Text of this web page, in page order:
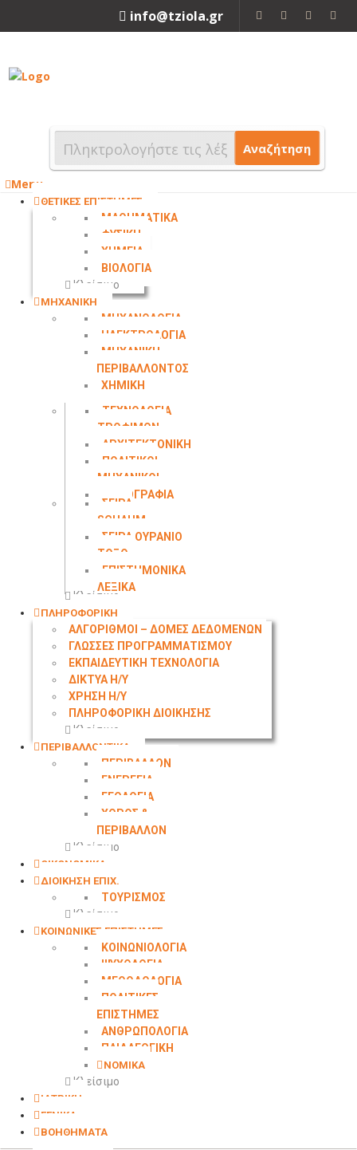
info@tziola.gr
Αναζήτηση
Menu
ΘΕΤΙΚΕΣ ΕΠΙΣΤΗΜΕΣ
ΜΑΘΗΜΑΤΙΚΑ
ΦΥΣΙΚΗ
ΧΗΜΕΙΑ
ΒΙΟΛΟΓΙΑ
Κλείσιμο
ΜΗΧΑΝΙΚΗ
ΜΗΧΑΝΟΛΟΓΙΑ
ΗΛΕΚΤΡΟΛΟΓΙΑ
ΜΗΧΑΝΙΚΗ
ΠΕΡΙΒΑΛΛΟΝΤΟΣ
ΧΗΜΙΚΗ
ΤΕΧΝΟΛΟΓΙΑ
ΤΡΟΦΙΜΩΝ
ΑΡΧΙΤΕΚΤΟΝΙΚΗ
ΠΟΛΙΤΙΚΟΙ
ΜΗΧΑΝΙΚΟΙ
ΤΟΠΟΓΡΑΦΙΑ
ΣΕΙΡΑ
SCHAUM
ΣΕΙΡΑ ΟΥΡΑΝΙΟ
ΤΟΞΟ
ΕΠΙΣΤΗΜΟΝΙΚΑ
ΛΕΞΙΚΑ
Κλείσιμο
ΠΛΗΡΟΦΟΡΙΚΗ
ΑΛΓΟΡΙΘΜΟΙ – ΔΟΜΕΣ ΔΕΔΟΜΕΝΩΝ
ΓΛΩΣΣΕΣ ΠΡΟΓΡΑΜΜΑΤΙΣΜΟΥ
ΕΚΠΑΙΔΕΥΤΙΚΗ ΤΕΧΝΟΛΟΓΙΑ
ΔΙΚΤΥΑ Η/Υ
ΧΡΗΣΗ Η/Υ
ΠΛΗΡΟΦΟΡΙΚΗ ΔΙΟΙΚΗΣΗΣ
Κλείσιμο
ΠΕΡΙΒΑΛΛΟΝΤΙΚΑ
ΠΕΡΙΒΑΛΛΟΝ
ΕΝΕΡΓΕΙΑ
ΓΕΩΛΟΓΙΑ
ΧΩΡΟΣ &
ΠΕΡΙΒΑΛΛΟΝ
Κλείσιμο
ΟΙΚΟΝΟΜΙΚΑ
ΔΙΟΙΚΗΣΗ ΕΠΙΧ.
ΤΟΥΡΙΣΜΟΣ
Κλείσιμο
ΚΟΙΝΩΝΙΚΕΣ ΕΠΙΣΤΗΜΕΣ
ΚΟΙΝΩΝΙΟΛΟΓΙΑ
ΨΥΧΟΛΟΓΙΑ
ΜΕΘΟΔΟΛΟΓΙΑ
ΠΟΛΙΤΙΚΕΣ
ΕΠΙΣΤΗΜΕΣ
ΑΝΘΡΩΠΟΛΟΓΙΑ
ΠΑΙΔΑΓΩΓΙΚΗ
ΝΟΜΙΚΑ
Κλείσιμο
ΙΑΤΡΙΚΗ
ΓΕΝΙΚΑ
ΒΟΗΘΗΜΑΤΑ